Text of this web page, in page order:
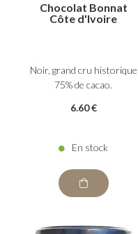
Chocolat Bonnat
Côte d'Ivoire
Noir, grand cru historique
75% de cacao.
6.60 €
En stock